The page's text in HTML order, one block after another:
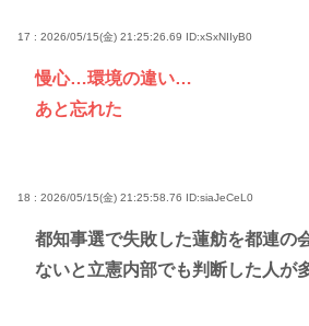
17 : 2026/05/15(金) 21:25:26.69 ID:xSxNIIyB0
慢心…環境の違い…
あと忘れた
18 : 2026/05/15(金) 21:25:58.76 ID:siaJeCeL0
都知事選で失敗した蓮舫を都連の
ないと立憲内部でも判断した人が